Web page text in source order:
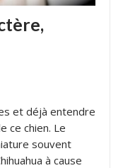
et déjà entendre
ce chien. Le
souvent
à cause